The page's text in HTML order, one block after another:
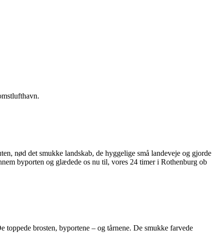
nød det smukke landskab, de hyggelige små landeveje og gjorde
byporten og glædede os nu til, vores 24 timer i Rothenburg ob
brosten, byportene – og tårnene. De smukke farvede